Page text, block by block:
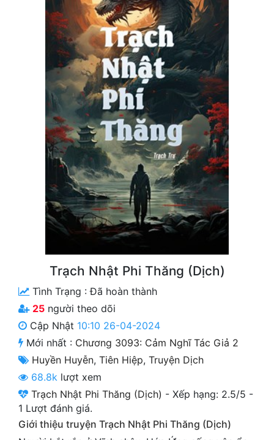
Hoàn Thành
Truyện Convert
Truyện Dịch
Truyện Nhập Môn
Truyện ngắn
Cổ Tiên Hiệp
Cổ Đại
Dã Sử
Dị Giới
Dị Năng
Trạch Nhật Phi Thăng (Dịch)
Tình Trạng :Đã hoàn thành
25 người theo dõi
Cập Nhật 10:10 26-04-2024
Mới nhất : Chương 3093: Cảm Nghĩ Tác Giả 2
Huyền Huyễn, Tiên Hiệp, Truyện Dịch
68.8k lượt xem
Trạch Nhật Phi Thăng (Dịch) - Xếp hạng: 2.5/5 -
1 Lượt đánh giá.
Giới thiệu truyện Trạch Nhật Phi Thăng (Dịch)